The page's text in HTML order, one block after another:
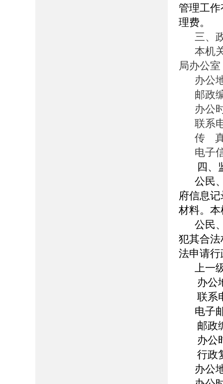
管理工
理费。
三、
本机
局办公室
办公
邮政
办公
联系
传 真
电子
四、
公民
府信息
材料。
公民
犯其合
法申请
上一
办公
联系
电子
邮政
办公
行政
办公